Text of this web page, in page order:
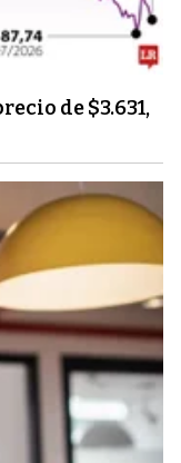
de $3.631,